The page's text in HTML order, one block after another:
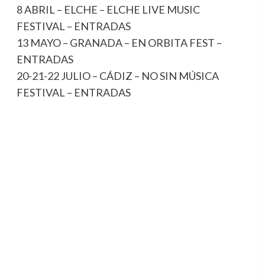
8 ABRIL – ELCHE – ELCHE LIVE MUSIC
FESTIVAL – ENTRADAS
13 MAYO – GRANADA – EN ORBITA FEST –
ENTRADAS
20-21-22 JULIO – CÁDIZ – NO SIN MÚSICA
FESTIVAL – ENTRADAS